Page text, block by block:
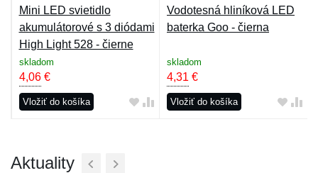
Mini LED svietidlo
akumulátorové s 3 diódami
High Light 528 - čierne
skladom
4,06€
Vložiť do košíka
Vodotesná hliníková LED
baterka Goo - čierna
skladom
4,31 €
Vložiť do košíka
Aktuality